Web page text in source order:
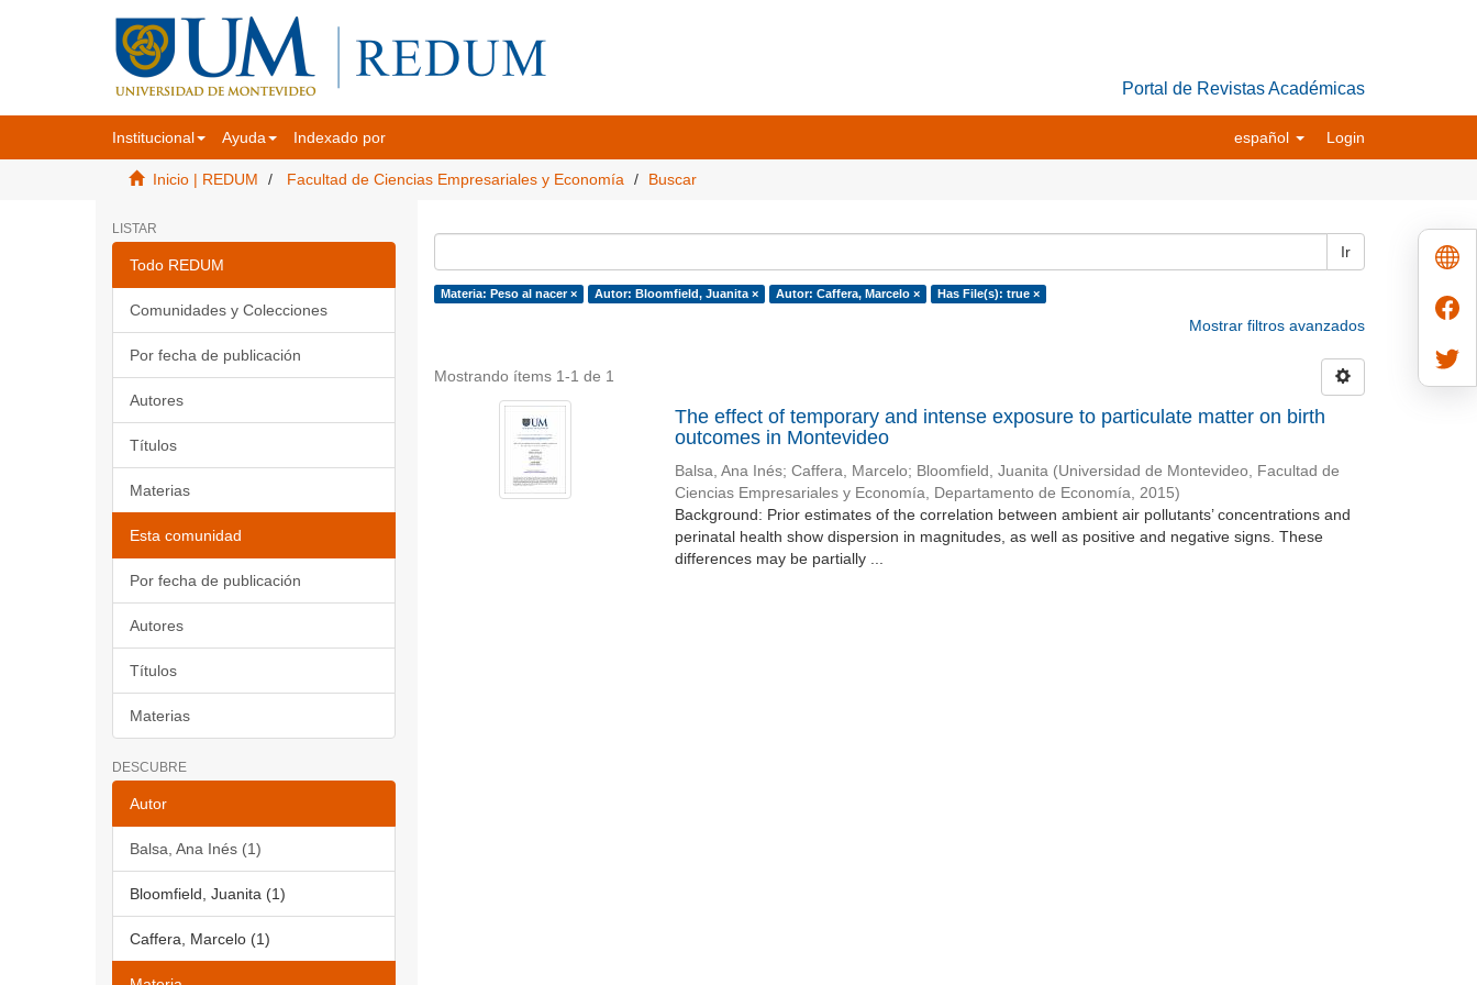
Portal de Revistas Académicas
Institucional Ayuda Indexado por español Login
Inicio | REDUM Facultad de Ciencias Empresariales y Economía Buscar
LISTAR
Todo REDUM
Comunidades y Colecciones
Por fecha de publicación
Autores
Títulos
Materias
Esta comunidad
Por fecha de publicación
Autores
Títulos
Materias
DESCUBRE
Autor
Balsa, Ana Inés (1)
Bloomfield, Juanita (1)
Caffera, Marcelo (1)
Ir
Materia: Peso al nacer × Autor: Bloomfield, Juanita × Autor: Caffera, Marcelo × Has File(s): true ×
Mostrar filtros avanzados
Mostrando ítems 1-1 de 1
The effect of temporary and intense exposure to particulate matter on birth
outcomes in Montevideo
Balsa, Ana Inés; Caffera, Marcelo; Bloomfield, Juanita (Universidad de Montevideo, Facultad de
Ciencias Empresariales y Economía, Departamento de Economía, 2015)
Background: Prior estimates of the correlation between ambient air pollutants’ concentrations and
perinatal health show dispersion in magnitudes, as well as positive and negative signs. These
differences may be partially ...